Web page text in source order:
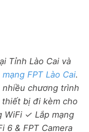
Tỉnh Lào Cai và
mạng FPT Lào Cai.
nhiều chương trình
bị đi kèm cho
WiFi ✓ Lắp mạng
6 & FPT Camera